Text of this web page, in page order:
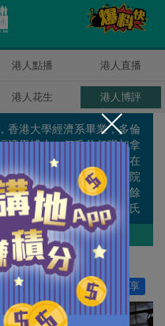
港人點播 港人直播
港人花生 港人博評
香港大學經濟系畢業，多倫
濟學博士。何氏曾任職加拿
省政府庫務及經濟部，並在
大學、嶺南大學，珠海學院
何氏專攻政策研究，除百餘
文外，更有多本著作。何氏
個公職及香港經濟學會會
作者其他博評
分享
15